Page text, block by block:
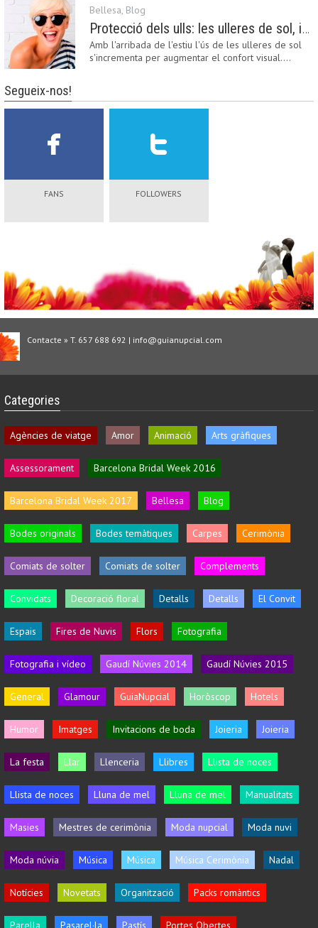
Bellesa, Blog
Protecció dels ulls: les ulleres de sol, imprescindibles en una boda estiuenca
Amb l'arribada de l'estiu l'ús de les ulleres de sol
s'incrementa per augmentar el confort visual.…
Segueix-nos!
FANS FOLLOWERS
Contacte » T. 657 688 692 | info@guianupcial.com
Categories
Agències de viatge Amor Animació Arts gràfiques
Assessorament Barcelona Bridal Week 2016
Barcelona Bridal Week 2017 Bellesa Blog
Bodes originals Bodes temàtiques Carpes Cerimònia
Comiats de solter Comiats de solter Complements
Convidats Decoració floral Detalls Detalls El Convit
Espais Fires de Nuvis Flors Fotografia
Fotografia i vídeo Gaudí Núvies 2014 Gaudí Núvies 2015
General Glamour GuiaNupcial Horòscop Hotels
Humor Imatges Invitacions de boda Joieria Joieria
La festa Llar Llenceria Llibres Llista de noces
Llista de noces Lluna de mel Lluna de mel Manualitats
Masies Mestres de cerimònia Moda nupcial Moda nuvi
Moda núvia Música Música Música Cerimònia Nadal
Notícies Novetats Organització Packs romàntics
Parella Pasarel·la Pastís Portes Obertes